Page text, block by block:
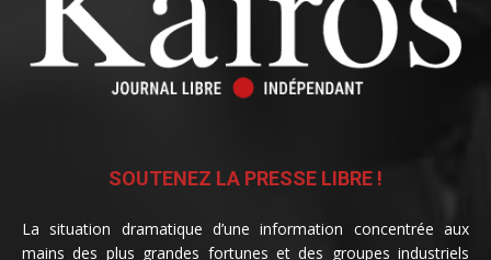
SOUTENEZ LA PRESSE LIBRE !
La situation dramatique d’une information concentrée aux
mains des plus grandes fortunes et des groupes industriels